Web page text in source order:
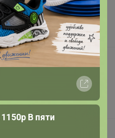
В пяти